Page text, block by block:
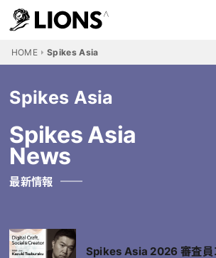
HOME Spikes Asia
Spikes Asia
Spikes Asia
News
最新情報
Spikes Asia 2026 審査員